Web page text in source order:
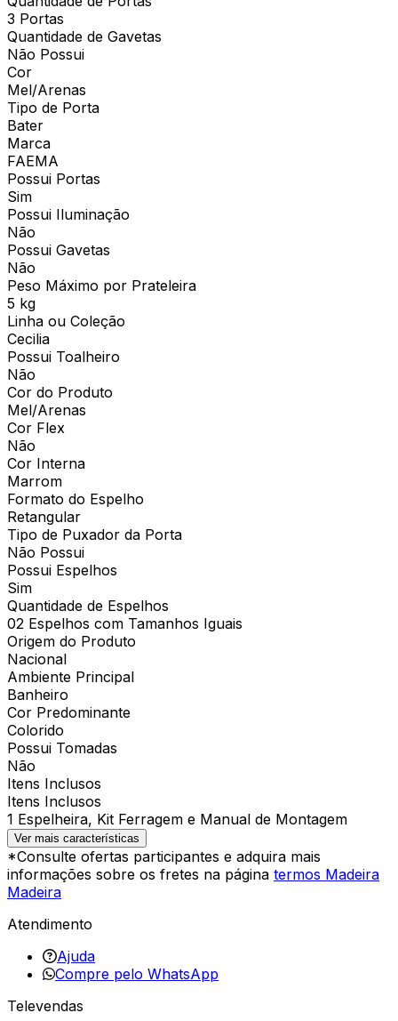
3 Portas
Quantidade de Gavetas
Não Possui
Cor
Mel/Arenas
Tipo de Porta
Bater
Marca
FAEMA
Possui Portas
Sim
Possui Iluminação
Não
Possui Gavetas
Não
Peso Máximo por Prateleira
5 kg
Linha ou Coleção
Cecilia
Possui Toalheiro
Não
Cor do Produto
Mel/Arenas
Cor Flex
Não
Cor Interna
Marrom
Formato do Espelho
Retangular
Tipo de Puxador da Porta
Não Possui
Possui Espelhos
Sim
Quantidade de Espelhos
02 Espelhos com Tamanhos Iguais
Origem do Produto
Nacional
Ambiente Principal
Banheiro
Cor Predominante
Colorido
Possui Tomadas
Não
Itens Inclusos
Itens Inclusos
1 Espelheira, Kit Ferragem e Manual de Montagem
Ver mais características
*Consulte ofertas participantes e adquira mais
informações sobre os fretes na página termos Madeira
Madeira
Atendimento
Ajuda
Compre pelo WhatsApp
Televendas